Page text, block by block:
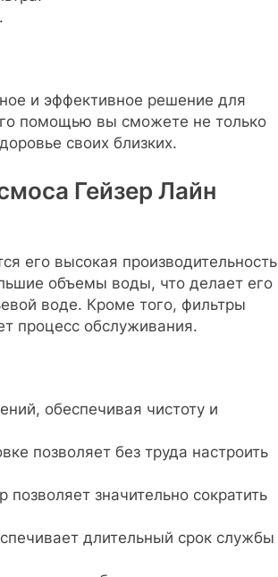
и эффективное решение для
помощью вы сможете не только
своих близких.
Гейзер Лайн
его высокая производительность
объемы воды, что делает его
воде. Кроме того, фильтры
процесс обслуживания.
обеспечивая чистоту и
позволяет без труда настроить
значительно сократить
длительный срок службы